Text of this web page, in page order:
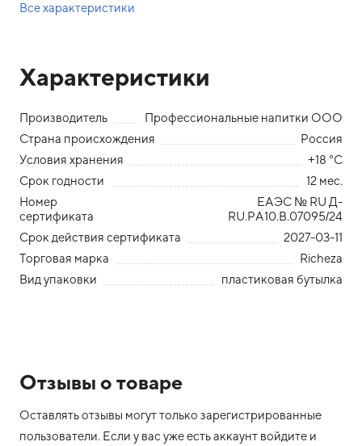
Все характеристики
Характеристики
Производитель
Профессиональные напитки ООО
Страна происхождения
Россия
Условия хранения
+18 °С
Срок годности
12 мес.
Номер
сертификата
ЕАЭС № RU Д-
RU.PA10.B.07095/24
Срок действия сертификата
2027-03-11
Торговая марка
Richeza
Вид упаковки
пластиковая бутылка
Отзывы о товаре
Оставлять отзывы могут только зарегистрированные
пользователи. Если у вас уже есть аккаунт войдите и